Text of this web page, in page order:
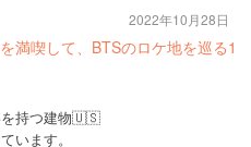
満喫して、BTSのロケ地を巡る1
を持つ建物🇺🇸
います。
2022年10月28日